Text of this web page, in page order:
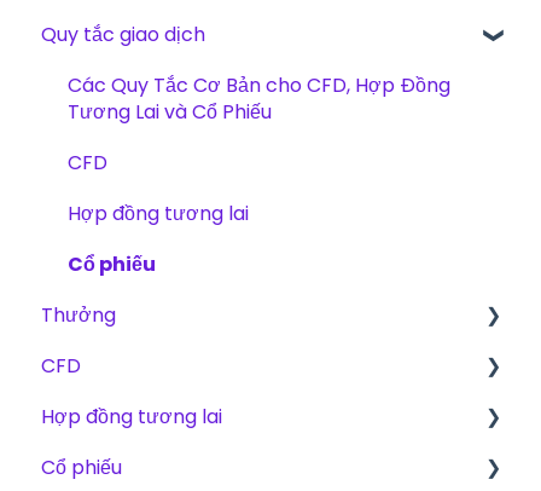
Bắt đầu
The Trading Pit – Chúng tôi là ai
Quy tắc giao dịch
Các Quy Tắc Cơ Bản cho CFD, Hợp Đồng
Tương Lai và Cổ Phiếu
CFD
Hợp đồng tương lai
Cổ phiếu
Thưởng
Phí
Phương thức thưởng
CFD
Sản phẩm
Giao dịch
Hợp đồng tương lai
Kế hoạch Mở rộng
Cổ phiếu